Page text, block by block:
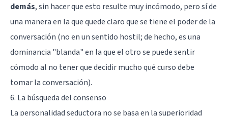
demás, sin hacer que esto resulte muy incómodo, pero sí de
una manera en la que quede claro que se tiene el poder de la
conversación (no en un sentido hostil; de hecho, es una
dominancia "blanda" en la que el otro se puede sentir
cómodo al no tener que decidir mucho qué curso debe
tomar la conversación).
6. La búsqueda del consenso
La personalidad seductora no se basa en la superioridad